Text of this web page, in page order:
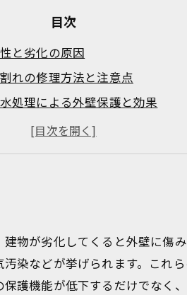
目次
と劣化の原因
れの修理方法と注意点
処理による外壁保護と効果
イントと定期的な点検の重要性
外壁塗装業者の選び方と確認す
物が劣化してくると外壁に傷
染などが挙げられます。これ
護機能が低下するだけでなく